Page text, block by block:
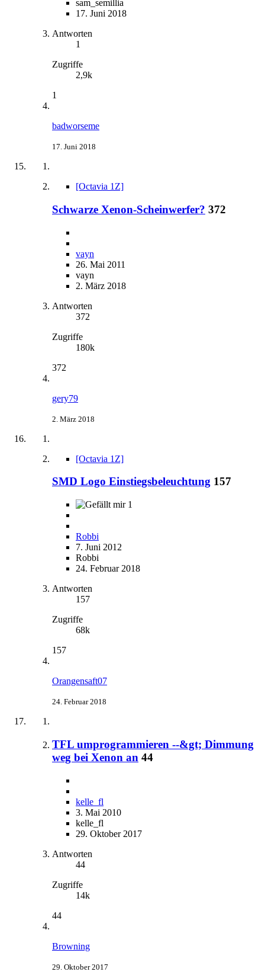
sam_semillia
17. Juni 2018
Antworten
1
Zugriffe
2,9k
1
badworseme
17. Juni 2018
[Octavia 1Z]
Schwarze Xenon-Scheinwerfer? 372
vayn
26. Mai 2011
vayn
2. März 2018
Antworten
372
Zugriffe
180k
372
gery79
2. März 2018
[Octavia 1Z]
SMD Logo Einstiegsbeleuchtung 157
1
Robbi
7. Juni 2012
Robbi
24. Februar 2018
Antworten
157
Zugriffe
68k
157
Orangensaft07
24. Februar 2018
TFL umprogrammieren --&gt; Dimmung
weg bei Xenon an 44
kelle_fl
3. Mai 2010
kelle_fl
29. Oktober 2017
Antworten
44
Zugriffe
14k
44
Browning
29. Oktober 2017